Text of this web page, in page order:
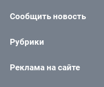
Сообщить новость
Рубрики
Реклама на сайте